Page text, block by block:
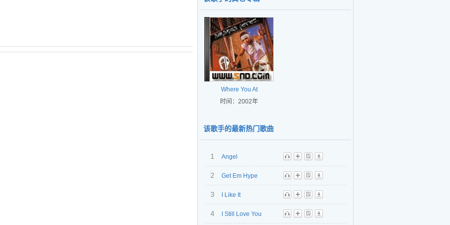
Where You At
时间：2002年
该歌手的最新热门歌曲
1
Angel
听
播 歌 下
2
Get Em Hype
听
播 歌 下
3
I Like It
听
播 歌 下
4
I Still Love You
听
播 歌 下